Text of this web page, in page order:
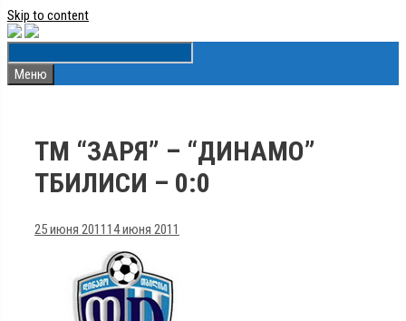
Skip to content
Меню
ТМ “ЗАРЯ” – “ДИНАМО”
ТБИЛИСИ – 0:0
25 июня 201114 июня 2011